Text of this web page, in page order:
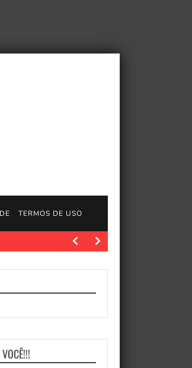
TERMOS DE USO
JogosGratisFun. Polygon.com. Fonte da